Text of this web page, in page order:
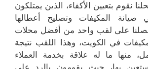
نقوم بتعيين الأكفاء، الذين يمتلكون
المكيفات وتصليح أعطالها
حصلنا على لقب واحد من أفضل محلات
في الكويت، وهذا اللقب نتيجة
منها ما له علاقة بخدمة العملاء
بها، حيث يقومون بالرد على